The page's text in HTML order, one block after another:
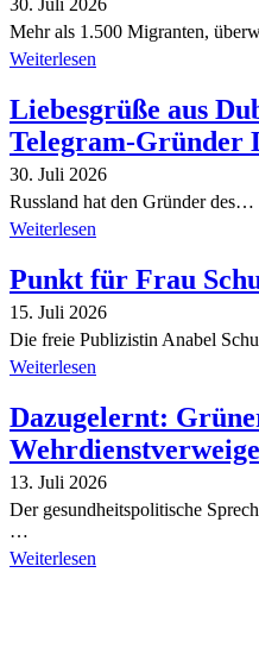
30. Juli 2026
Mehr als 1.500 Migranten,
Weiterlesen
Liebesgrüße aus
Telegram-Gründer
30. Juli 2026
Russland hat den Gründer des…
Weiterlesen
Punkt für Frau
15. Juli 2026
Die freie Publizistin Anabel
Weiterlesen
Dazugelernt:
13. Juli 2026
Der gesundheitspolitische
…
Weiterlesen